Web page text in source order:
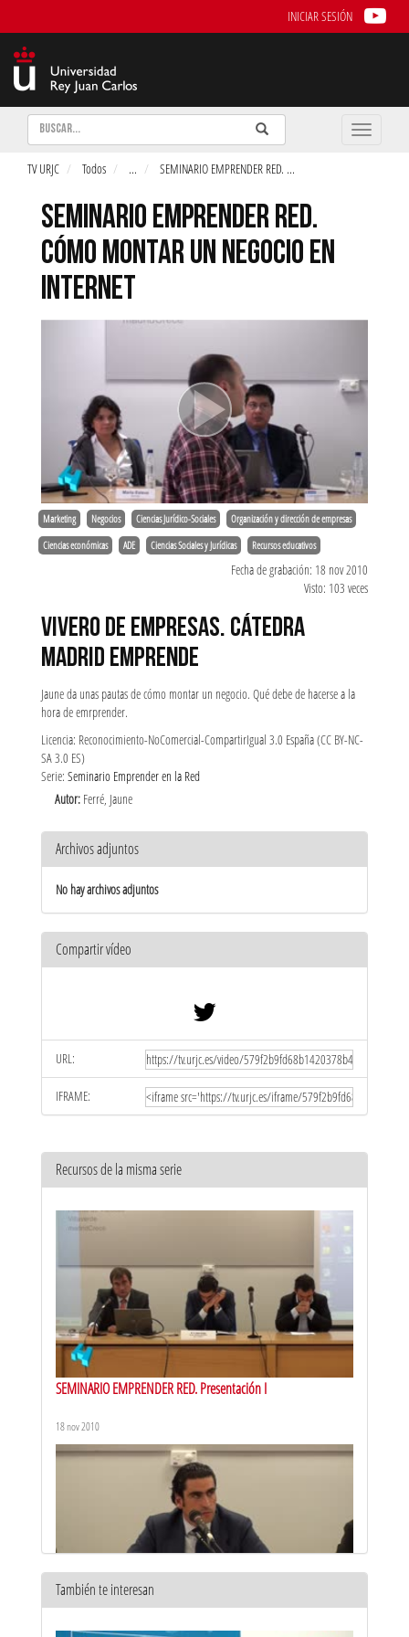
INICIAR SESIÓN
Buscar Enviar
Buscar
Toggle
TV URJC Todos ... SEMINARIO EMPRENDER RED. ...
SEMINARIO EMPRENDER RED.
CÓMO MONTAR UN NEGOCIO EN
INTERNET
Marketing Negocios Ciencias Jurídico-Sociales Organización y dirección de empresas
Ciencias económicas ADE Ciencias Sociales y Jurídicas Recursos educativos
Fecha de grabación: 18 nov 2010
Visto: 103 veces
VIVERO DE EMPRESAS. CÁTEDRA
MADRID EMPRENDE
Jaune da unas pautas de cómo montar un negocio. Qué debe de hacerse a la
hora de emrprender.
Licencia: Reconocimiento-NoComercial-CompartirIgual 3.0 España (CC BY-NC-
SA 3.0 ES)
Serie: Seminario Emprender en la Red
Autor: Ferré, Jaune
Archivos adjuntos
No hay archivos adjuntos
Compartir vídeo
URL:
IFRAME:
Recursos de la misma serie
SEMINARIO EMPRENDER RED. Presentación I
18 nov 2010
También te interesan